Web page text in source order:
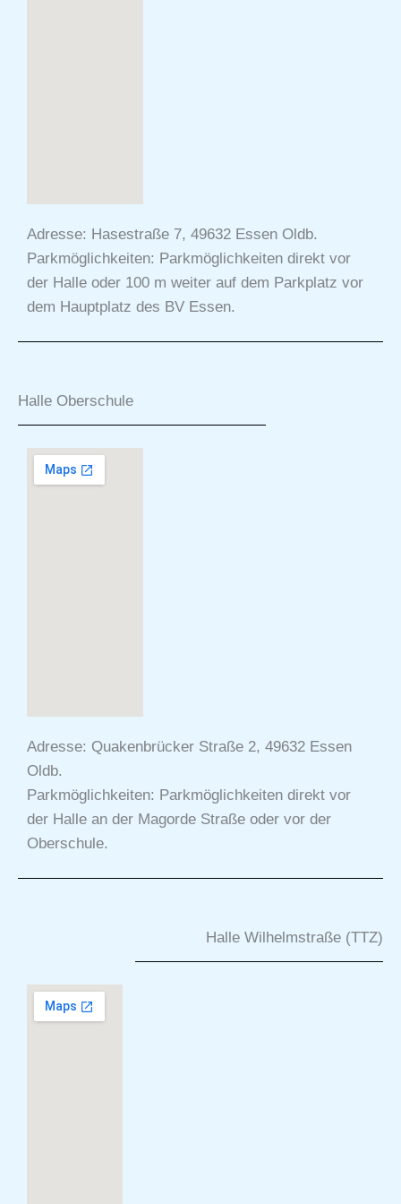
Adresse: Hasestraße 7, 49632 Essen Oldb.
Parkmöglichkeiten: Parkmöglichkeiten direkt vor
der Halle oder 100 m weiter auf dem Parkplatz vor
dem Hauptplatz des BV Essen.
Halle Oberschule
Adresse: Quakenbrücker Straße 2, 49632 Essen
Oldb.
Parkmöglichkeiten: Parkmöglichkeiten direkt vor
der Halle an der Magorde Straße oder vor der
Oberschule.
Halle Wilhelmstraße (TTZ)